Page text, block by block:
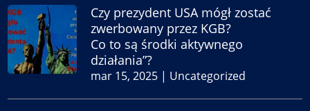
Czy prezydent USA mógł zostać
zwerbowany przez KGB?
Co to są środki aktywnego
działania”?
mar 15, 2025 | Uncategorized